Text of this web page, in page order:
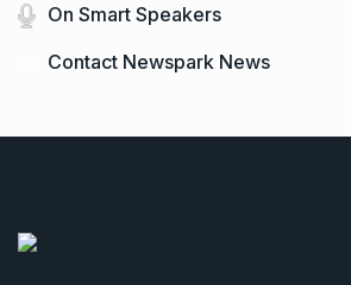
On Smart Speakers
Contact Newspark News